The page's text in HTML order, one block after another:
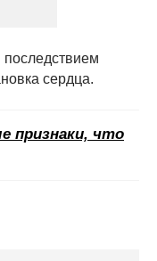
сердца.
признаки, что